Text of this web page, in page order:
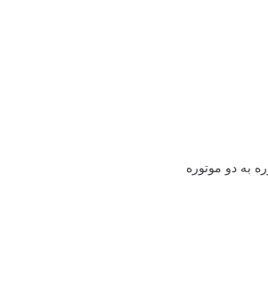
به دو موتوره